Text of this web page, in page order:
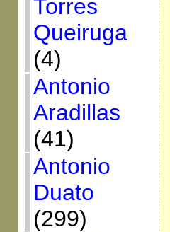
Torres
Queiruga
(4)
Antonio
Aradillas
(41)
Antonio
Duato
(299)